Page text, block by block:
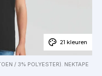
21 kleuren
/ 3% POLYESTER). NEKTAPE